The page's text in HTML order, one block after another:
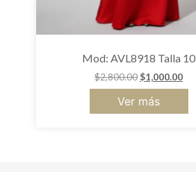
Mod: AVL8918 Talla 10
$2,800.00$1,000.00
Ver más